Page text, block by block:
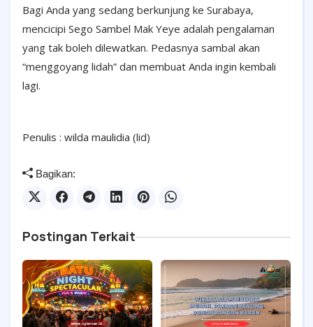
Bagi Anda yang sedang berkunjung ke Surabaya,
mencicipi Sego Sambel Mak Yeye adalah pengalaman
yang tak boleh dilewatkan. Pedasnya sambal akan
“menggoyang lidah” dan membuat Anda ingin kembali
lagi.
Penulis : wilda maulidia (lid)
Bagikan:
Postingan Terkait